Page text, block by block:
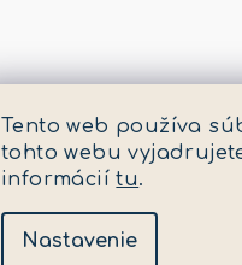
Tento web používa
tohto webu
informáciítu.
Nastavenie